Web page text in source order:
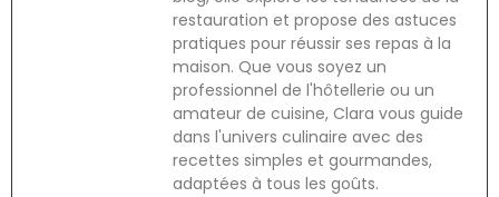
restauration et propose des astuces
pratiques pour réussir ses repas à la
maison. Que vous soyez un
professionnel de l'hôtellerie ou un
amateur de cuisine, Clara vous guide
dans l'univers culinaire avec des
recettes simples et gourmandes,
adaptées à tous les goûts.